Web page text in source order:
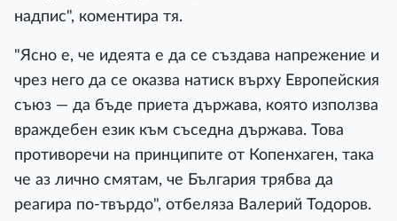
надпис", коментира тя.
"Ясно е, че идеята е да се създава напрежение и
чрез него да се оказва натиск върху Европейския
съюз — да бъде приета държава, която използва
враждебен език към съседна държава. Това
противоречи на принципите от Копенхаген, така
че аз лично смятам, че България трябва да
реагира по-твърдо", отбеляза Валерий Тодоров.